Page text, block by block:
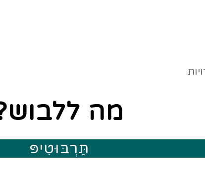
מה
תַּרְבּוּטִיפּ